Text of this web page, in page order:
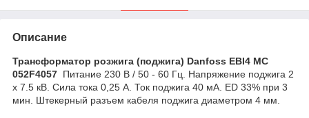
Описание
Трансформатор розжига (поджига) Danfoss EBI4 MC
052F4057 Питание 230 В / 50 - 60 Гц. Напряжение поджига 2
х 7.5 кВ. Сила тока 0,25 А. Ток поджига 40 мА. ED 33% при 3
мин. Штекерный разъем кабеля поджига диаметром 4 мм.